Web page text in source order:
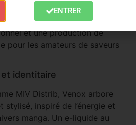
de ses e-liquides 100%
60 PG/VG offre un rendu
et une production de
pour les amateurs de saveurs
identitaire
MIV Distrib, Venox arbore
stylisé, inspiré de l’énergie et
manga. Un e-liquide au
ENTRER